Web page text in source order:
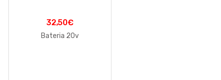
32,50€
Bateria 20v